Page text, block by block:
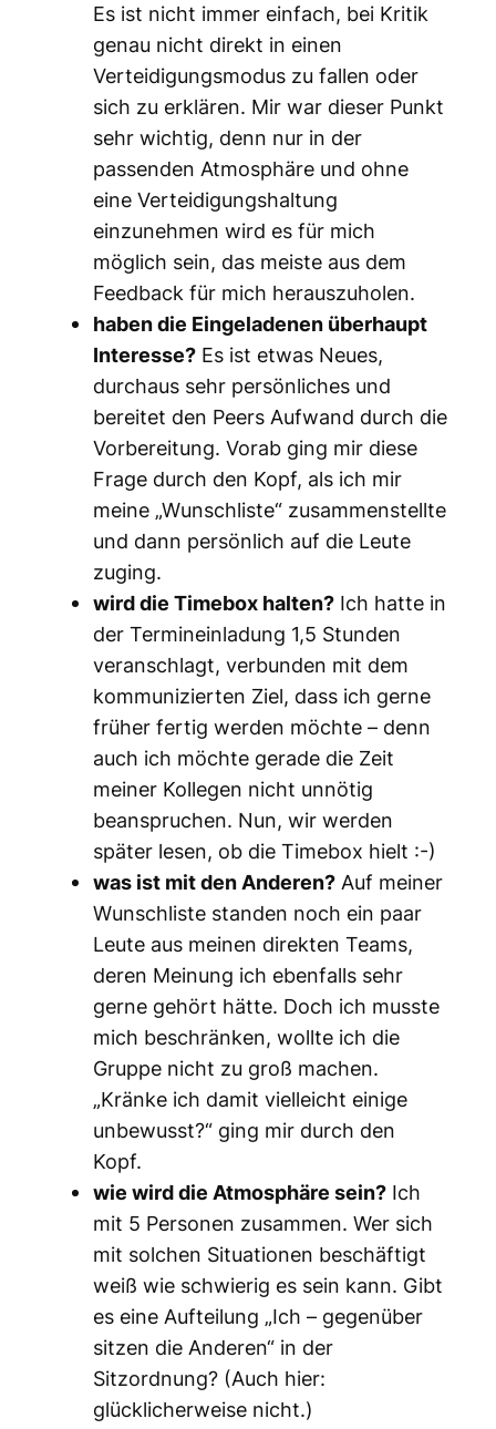
Es ist nicht immer einfach, bei Kritik
genau nicht direkt in einen
Verteidigungsmodus zu fallen oder
sich zu erklären. Mir war dieser Punkt
sehr wichtig, denn nur in der
passenden Atmosphäre und ohne
eine Verteidigungshaltung
einzunehmen wird es für mich
möglich sein, das meiste aus dem
Feedback für mich herauszuholen.
haben die Eingeladenen überhaupt
Interesse?Es ist etwas Neues,
durchaus sehr persönliches und
bereitet den Peers Aufwand durch die
Vorbereitung. Vorab ging mir diese
Frage durch den Kopf, als ich mir
meine „Wunschliste“ zusammenstellte
und dann persönlich auf die Leute
zuging.
wird die Timebox halten?Ich hatte in
der Termineinladung 1,5 Stunden
veranschlagt, verbunden mit dem
kommunizierten Ziel, dass ich gerne
früher fertig werden möchte – denn
auch ich möchte gerade die Zeit
meiner Kollegen nicht unnötig
beanspruchen. Nun, wir werden
später lesen, ob die Timebox hielt :-)
was ist mit den Anderen?Auf meiner
Wunschliste standen noch ein paar
Leute aus meinen direkten Teams,
deren Meinung ich ebenfalls sehr
gerne gehört hätte. Doch ich musste
mich beschränken, wollte ich die
Gruppe nicht zu groß machen.
„Kränke ich damit vielleicht einige
unbewusst?“ ging mir durch den
Kopf.
wie wird die Atmosphäre sein?Ich
mit 5 Personen zusammen. Wer sich
mit solchen Situationen beschäftigt
weiß wie schwierig es sein kann. Gibt
es eine Aufteilung „Ich – gegenüber
sitzen die Anderen“ in der
Sitzordnung? (Auch hier:
glücklicherweise nicht.)